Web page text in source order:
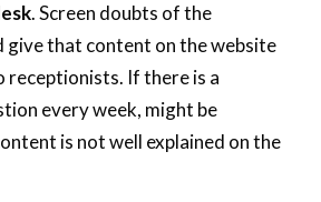
. Screen doubts of the
give that content on the website
receptionists. If there is a
every week, might be
is not well explained on the